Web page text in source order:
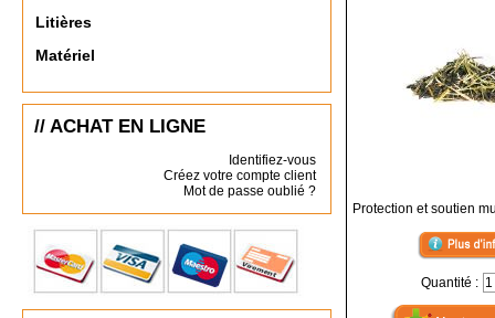
Litières
Matériel
// ACHAT EN LIGNE
Identifiez-vous
Créez votre compte client
Mot de passe oublié ?
Protection et soutien
Quantité :